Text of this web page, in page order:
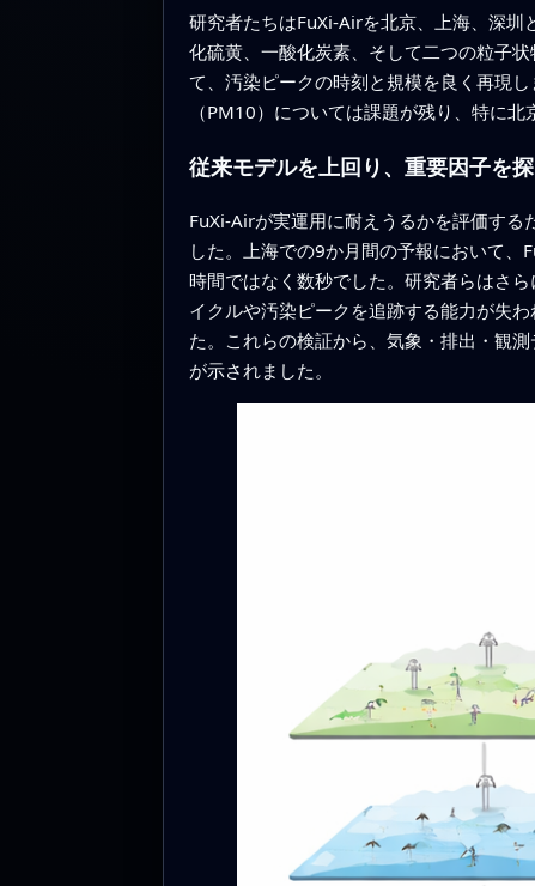
研究者たちはFuXi‑Airを北京、上海、深
化硫黄、一酸化炭素、そして二つの粒子
て、汚染ピークの時刻と規模を良く再現
（PM10）については課題が残り、特に
従来モデルを上回り、重要因子を
FuXi‑Airが実運用に耐えうるかを評価す
した。上海での9か月間の予報において
時間ではなく数秒でした。研究者らはさ
イクルや汚染ピークを追跡する能力が失
た。これらの検証から、気象・排出・観
が示されました。